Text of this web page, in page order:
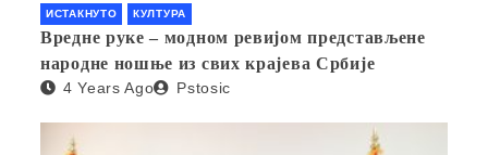
ИСТАКНУТО КУЛТУРА
Вредне руке – модном ревијом представљене
народне ношње из свих крајева Србије
4 Years Ago Pstosic